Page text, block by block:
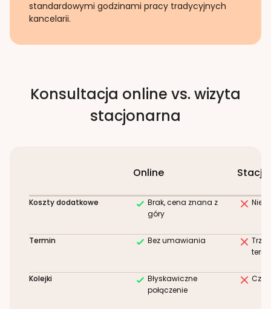
standardowymi godzinami pracy tradycyjnych
kancelarii.
Konsultacja online vs. wizyta
stacjonarna
Online
Koszty dodatkowe
Brak, cena znana z
góry
Termin Bez umawiania
Kolejki
Błyskawiczne
połączenie